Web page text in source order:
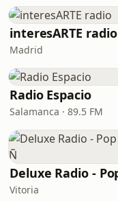
interesARTE radio
Madrid
Radio Espacio
Salamanca · 89.5 FM
Vitoria